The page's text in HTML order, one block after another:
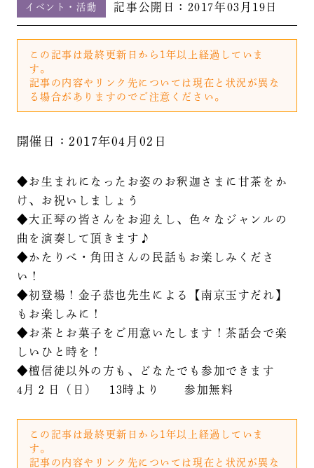
イベント・活動 記事公開日： 2017年03月19日
この記事は最終更新日から1年以上経過していま
す。
記事の内容やリンク先については現在と状況が異な
る場合がありますのでご注意ください。
開催日：2017年04月02日
◆お生まれになったお姿のお釈迦さまに甘茶をか
け、お祝いしましょう
◆大正琴の皆さんをお迎えし、色々なジャンルの
曲を演奏して頂きます♪
◆かたりべ・角田さんの民話もお楽しみくださ
い！
◆初登場！金子恭也先生による【南京玉すだれ】
もお楽しみに！
◆お茶とお菓子をご用意いたします！茶話会で楽
しいひと時を！
◆檀信徒以外の方も、どなたでも参加できます
4月２日（日） 13時より 参加無料
この記事は最終更新日から1年以上経過していま
す。
記事の内容やリンク先については現在と状況が異な